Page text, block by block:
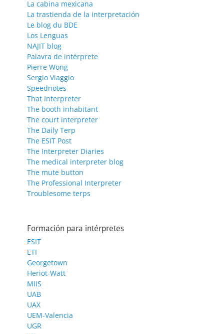
La cabina mexicana
La trastienda de la interpretación
Le blog du BDE
Los Lenguas
NAJIT blog
Palavra de intérprete
Pierre Wong
Sergio Viaggio
Speednotes
That Interpreter
The booth inhabitant
The court interpreter
The Daily Terp
The ESIT Post
The Interpreter Diaries
The medical interpreter blog
The mute button
The Professional Interpreter
Troublesome terps
Formación para intérpretes
ESIT
ETI
Georgetown
Heriot-Watt
MIIS
UAB
UAX
UEM-Valencia
UGR